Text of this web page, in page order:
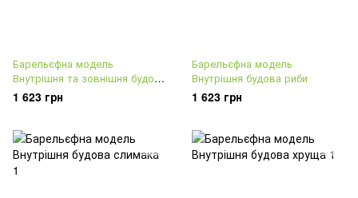
Барельєфна модель
Внутрішня та зовнішня будова
дощового черв’яка
1 623 грн
Барельєфна модель
Внутрішня будова риби
1 623 грн